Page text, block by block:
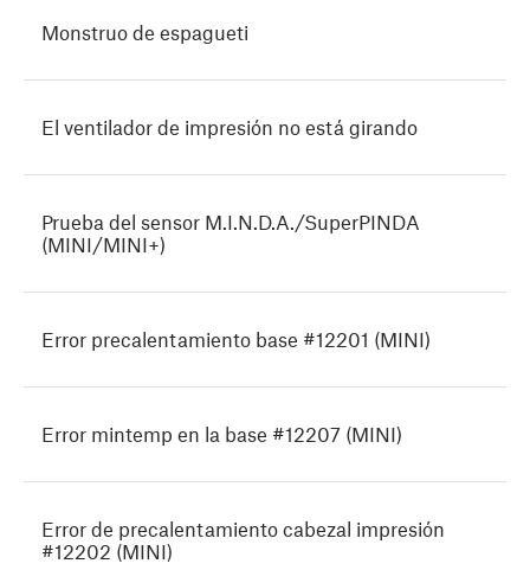
Monstruo de espagueti
El ventilador de impresión no está girando
Prueba del sensor M.I.N.D.A./SuperPINDA
(MINI/MINI+)
Error precalentamiento base #12201 (MINI)
Error mintemp en la base #12207 (MINI)
Error de precalentamiento cabezal impresión
#12202 (MINI)